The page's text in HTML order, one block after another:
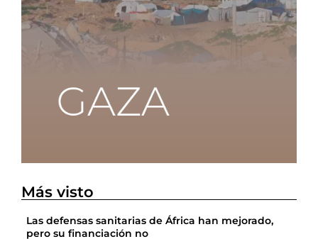
Más visto
Las defensas sanitarias de África han mejorado,
pero su financiación no